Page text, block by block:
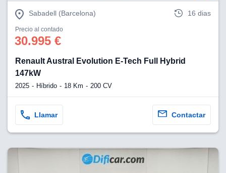
Sabadell (Barcelona) 16 dias
Precio al contado
30.995 €
Renault Austral Evolution E-Tech Full Hybrid
147kW
2025 Híbrido 18 Km 200 CV
Llamar Contactar